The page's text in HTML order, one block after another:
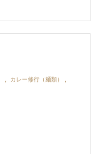
, カレー修行（麺類）
,